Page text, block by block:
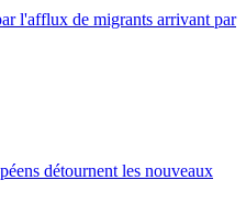
l'afflux de migrants arrivant par
détournent les nouveaux